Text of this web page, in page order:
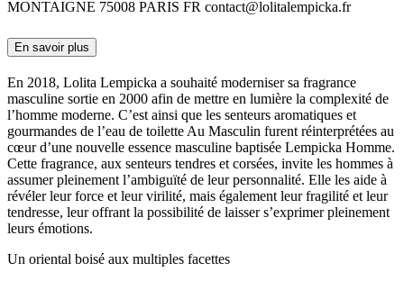
MONTAIGNE 75008 PARIS FR contact@lolitalempicka.fr
En savoir plus
En 2018, Lolita Lempicka a souhaité moderniser sa fragrance
masculine sortie en 2000 afin de mettre en lumière la complexité de
l’homme moderne. C’est ainsi que les senteurs aromatiques et
gourmandes de l’eau de toilette Au Masculin furent réinterprétées au
cœur d’une nouvelle essence masculine baptisée Lempicka Homme.
Cette fragrance, aux senteurs tendres et corsées, invite les hommes à
assumer pleinement l’ambiguïté de leur personnalité. Elle les aide à
révéler leur force et leur virilité, mais également leur fragilité et leur
tendresse, leur offrant la possibilité de laisser s’exprimer pleinement
leurs émotions.
Un oriental boisé aux multiples facettes